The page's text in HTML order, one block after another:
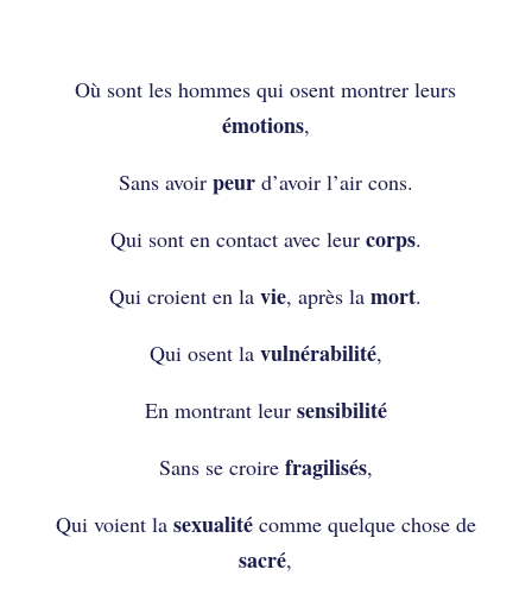
Où sont les hommes qui osent montrer leurs
émotions,
Sans avoir peurd’avoir l’air cons.
Qui sont en contact avec leur corps.
Qui croient en lavie, après lamort.
Qui osent la vulnérabilité,
En montrant leur sensibilité
Sans se croire fragilisés,
Qui voient la sexualitécomme quelque chose de
sacré,